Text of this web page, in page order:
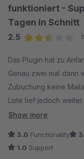
funktioniert -
Tagen in Schnitt
2.5
Das Plugin hat zu
Genau zwei mal dann
Zubuchung keine
Liste lief jedoch weiter.
Leider hat ich der
Supportzeit
geschickt haben) und
Show more
3.0 Functionality
1.0 Support